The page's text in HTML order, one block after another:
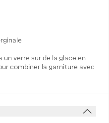
verre sur de la glace en
combiner la garniture avec